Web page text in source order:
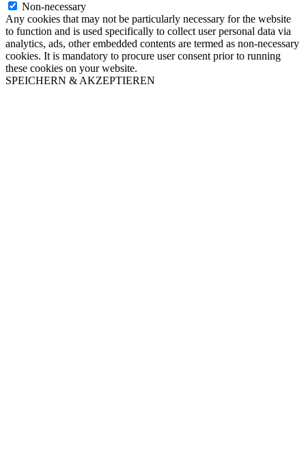
Non-necessary
Any cookies that may not be particularly necessary for the website
to function and is used specifically to collect user personal data via
analytics, ads, other embedded contents are termed as non-necessary
cookies. It is mandatory to procure user consent prior to running
these cookies on your website.
SPEICHERN & AKZEPTIEREN